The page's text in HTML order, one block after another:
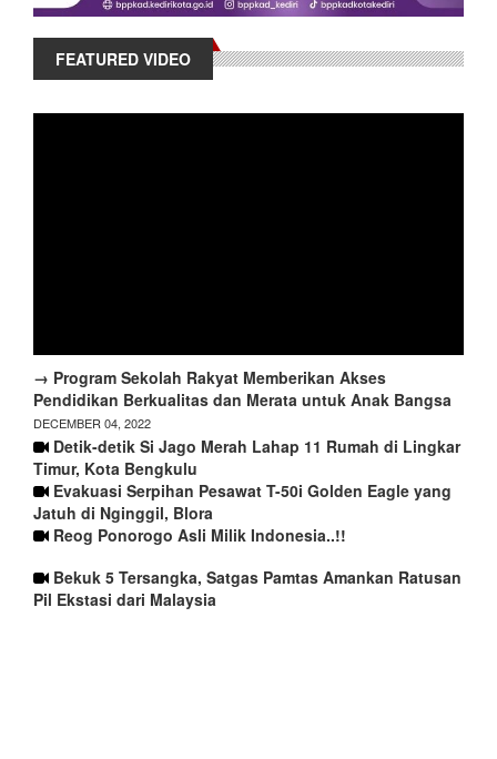
FEATURED VIDEO
→ Program Sekolah Rakyat Memberikan Akses
Pendidikan Berkualitas dan Merata untuk Anak Bangsa
DECEMBER 04, 2022
Detik-detik Si Jago Merah Lahap 11 Rumah di Lingkar
Timur, Kota Bengkulu
Evakuasi Serpihan Pesawat T-50i Golden Eagle yang
Jatuh di Nginggil, Blora
Reog Ponorogo Asli Milik Indonesia..!!
Bekuk 5 Tersangka, Satgas Pamtas Amankan Ratusan
Pil Ekstasi dari Malaysia